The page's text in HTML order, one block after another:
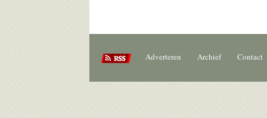
Adverteren Archief Contact